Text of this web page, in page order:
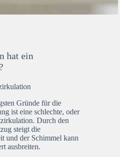
hat ein
Gründe für die
ist eine schlechte, oder
Durch den
steigt die
und der Schimmel kann
ausbreiten.